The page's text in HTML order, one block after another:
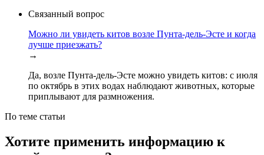
Связанный вопрос
Можно ли увидеть китов возле Пунта-дель-Эсте и когда
лучше приезжать?
→
Да, возле Пунта-дель-Эсте можно увидеть китов: с июля
по октябрь в этих водах наблюдают животных, которые
приплывают для размножения.
По теме статьи
Хотите применить информацию к